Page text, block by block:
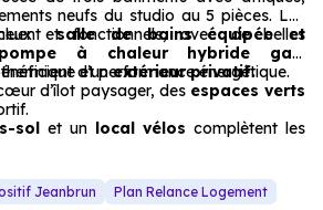
neufs du studio au 5 pièces. Les
et fonctionnels, avec de belles
salle de bains équipée et
à chaleur hybride gaz
et performance énergétique.
d’unextérieur privatif.
d’îlot paysager, des espaces verts
sol et un local vélos complètent les
Jeanbrun Plan Relance Logement